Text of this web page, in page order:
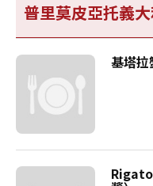
普里莫皮亞托義
基塔拉